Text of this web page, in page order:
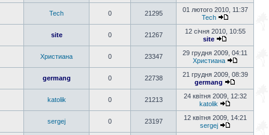
Tech 0 21295
01 лютого 2010, 11:37
Tech
site 0 21267
12 січня 2010, 10:55
site
Христиана 0 23347
29 грудня 2009, 04:11
Христиана
germang 0 22738
21 грудня 2009, 08:39
germang
katolik 0 21213
24 квітня 2009, 12:32
katolik
sergej 0 23197
12 квітня 2009, 14:21
sergej